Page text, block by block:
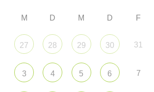
M D M D F
27 28 29 30 31
3 4 5 6 7